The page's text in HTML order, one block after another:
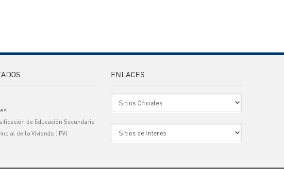
de Educación Secundaria
de la Vivienda (IPV)
ENLACES